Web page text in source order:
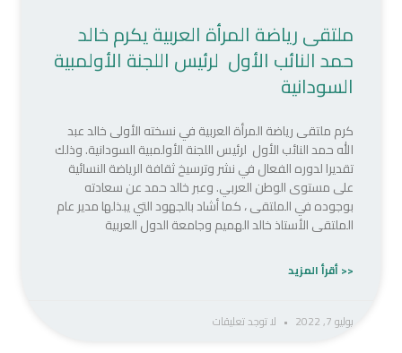
ملتقى رياضة المرأة العربية يكرم خالد
حمد النائب الأول لرئيس اللجنة الأولمبية
السودانية
كرم ملتقى رياضة المرأة العربية في نسخته الأولى‏ خالد عبد
الله حمد النائب الأول لرئيس اللجنة الأولمبية السودانية. وذلك
تقديرا لدوره الفعال في نشر وترسيخ ثقافة الرياضة النسائية
على مستوى الوطن العربي. وعبر خالد حمد عن سعادته
بوجوده في الملتقى ، كما أشاد بالجهود التي يبذلها مدير عام
الملتقى الأستاذ خالد الهميم وجامعة الدول العربية
<< أقرأ المزيد
يوليو 7, 2022 لا توجد تعليقات